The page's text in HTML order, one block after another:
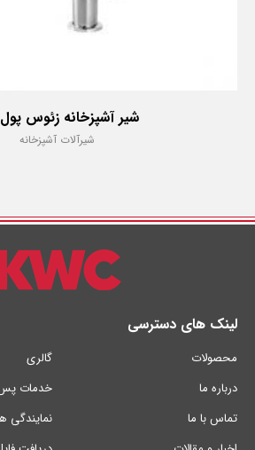
شیر آشپزخانه زئوس
شیرآلات آشپزخانه
لینک های دسترسی
محصولات
درباره ما
تماس با ما
گالری
خدمات